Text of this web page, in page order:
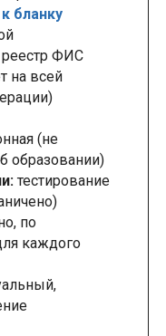
бланку
реестр ФИС
на всей
(не
образовании)
тестирование
по
каждого